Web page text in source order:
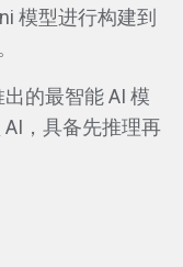
模型进行构建到
的最智能 AI 模
，具备先推理再